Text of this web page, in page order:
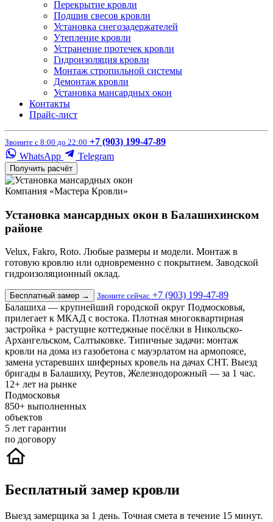
Перекрытие кровли
Подшив свесов кровли
Установка снегозадержателей
Утепление кровли
Устранение протечек кровли
Гидроизоляция кровли
Монтаж стропильной системы
Демонтаж кровли
Установка мансардных окон
Контакты
Прайс-лист
Звоните с 8:00 до 22:00 +7 (903) 199-47-89
WhatsApp
Telegram
Получить расчёт
Компания «Мастера Кровли»
Установка мансардных окон в Балашихинском
районе
Velux, Fakro, Roto. Любые размеры и модели. Монтаж в
готовую кровлю или одновременно с покрытием. Заводской
гидроизоляционный оклад.
Бесплатный замер → Звоните сейчас +7 (903) 199-47-89
Балашиха — крупнейший городской округ Подмосковья,
прилегает к МКАД с востока. Плотная многоквартирная
застройка + растущие коттеджные посёлки в Никольско-
Архангельском, Салтыковке. Типичные задачи: монтаж
кровли на дома из газобетона с мауэрлатом на армопоясе,
замена устаревших шиферных кровель на дачах СНТ. Выезд
бригады в Балашиху, Реутов, Железнодорожный — за 1 час.
12+ лет на рынке
Подмосковья
850+ выполненных
объектов
5 лет гарантии
по договору
Бесплатный замер кровли
Выезд замерщика за 1 день. Точная смета в течение 15 минут.